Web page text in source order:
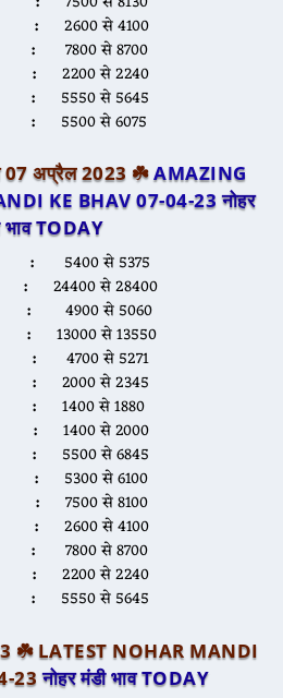
:
2600 से 4100
:
7800 से 8700
:
2200 से 2240
:
5550 से 5645
: 5500 से 6075
07 अप्रैल 2023 ☘️AMAZING
KE BHAV 07-04-23 नोहर
भाव TODAY
:
5400 से 5375
:
24400 से 28400
: 4900 से 5060
:
13000 से 13550
:
4700 से 5271
:
2000 से 2345
:
1400 से 1880
:
1400 से 2000
:
5500 से 6845
:
5300 से 6100
:
7500 से 8100
:
2600 से 4100
:
7800 से 8700
:
2200 से 2240
:
5550 से 5645
☘️ LATEST NOHAR MANDI
23नोहर मंडी भाव TODAY